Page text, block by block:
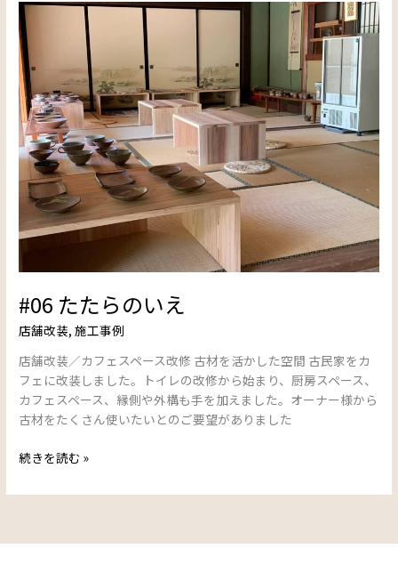
#06 たたらのいえ
店舗改装,施工事例
店舗改装／カフェスペース改修 古材を活かした空間 古民家をカ
フェに改装しました。トイレの改修から始まり、厨房スペース、
カフェスペース、縁側や外構も手を加えました。オーナー様から
古材をたくさん使いたいとのご要望がありました
#06
た
た
ら
の
い
え
続きを読む »